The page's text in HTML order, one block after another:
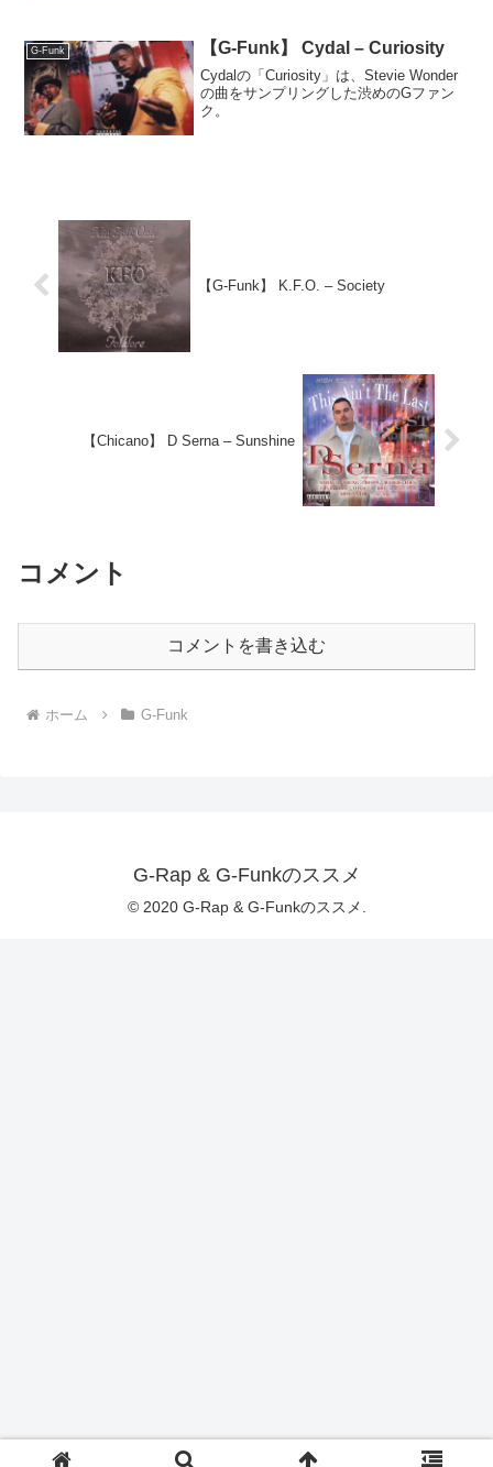
ナンバー。
G-Funk 【G-Funk】 Cydal – Curiosity
Cydalの「Curiosity」は、Stevie Wonder
の曲をサンプリングした渋めのGファン
ク。
【G-Funk】 K.F.O. – Society
【Chicano】 D Serna – Sunshine
コメント
コメントを書き込む
ホーム G-Funk
G-Rap & G-Funkのススメ
© 2020 G-Rap & G-Funkのススメ.